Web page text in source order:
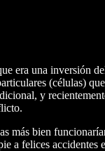
era una inversión
(células)
y
más bien
a felices accidentes